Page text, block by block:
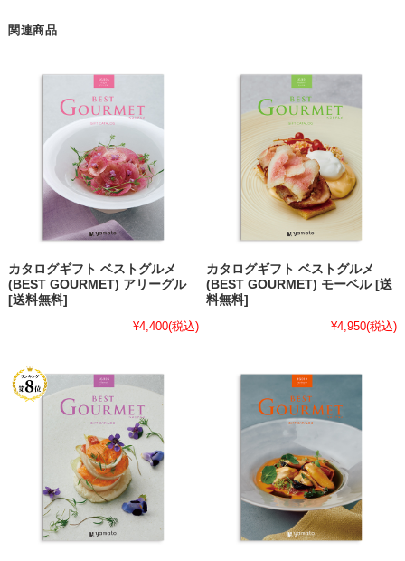
関連商品
カタログギフト ベストグルメ
(BEST GOURMET) アリーグル
[送料無料]
¥4,400(税込)
カタログギフト ベストグルメ
(BEST GOURMET) モーベル [送
料無料]
¥4,950(税込)